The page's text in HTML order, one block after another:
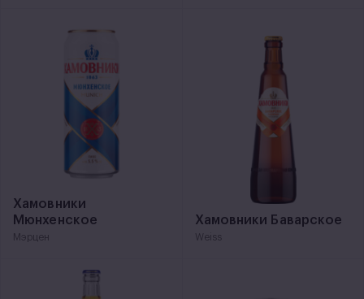
Хамовники
Мюнхенское
Мэрцен
Хамовники Баварское
Weiss